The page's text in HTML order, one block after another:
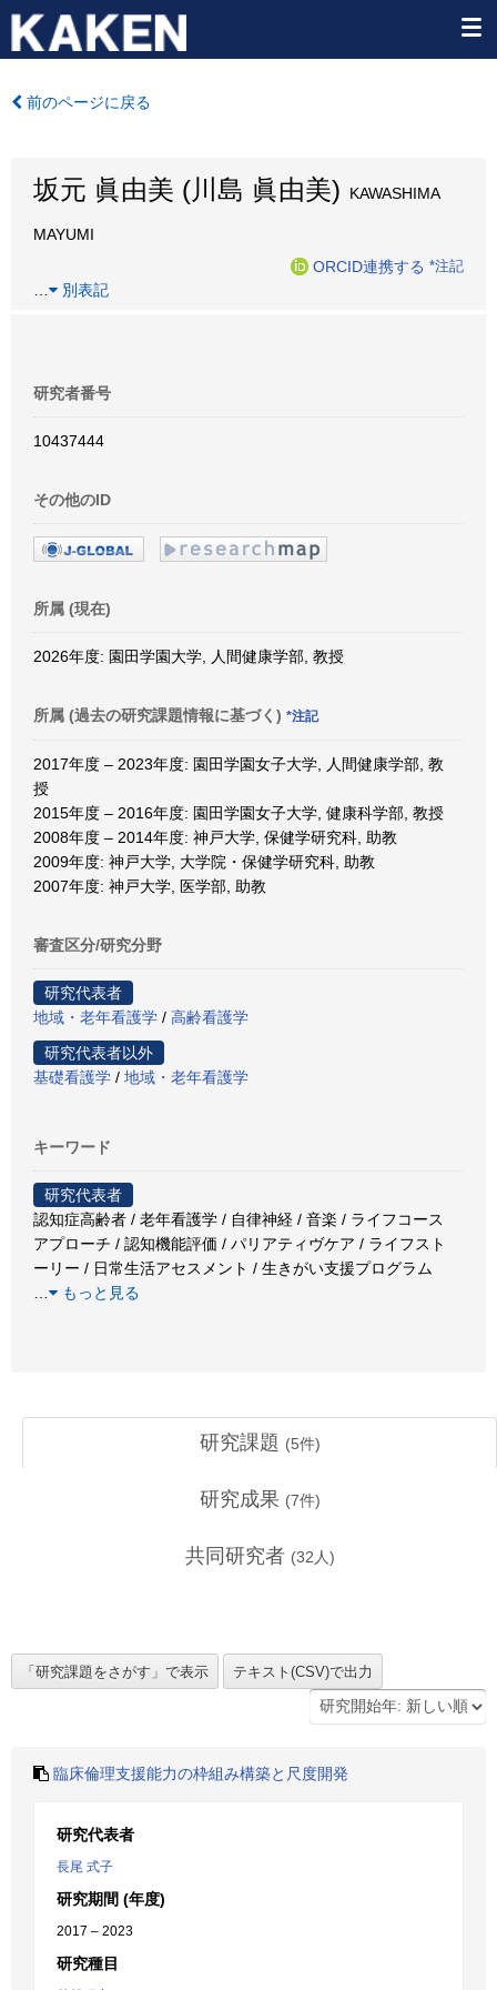
前のページに戻る
坂元 眞由美 (川島 眞由美) KAWASHIMA
MAYUMI
ORCID連携する *注記
別表記
研究者番号
10437444
その他のID
所属 (現在)
2026年度: 園田学園大学, 人間健康学部, 教授
所属 (過去の研究課題情報に基づく) *注記
2017年度 – 2023年度: 園田学園女子大学, 人間健康学部, 教
授
2015年度 – 2016年度: 園田学園女子大学, 健康科学部, 教授
2008年度 – 2014年度: 神戸大学, 保健学研究科, 助教
2009年度: 神戸大学, 大学院・保健学研究科, 助教
2007年度: 神戸大学, 医学部, 助教
審査区分/研究分野
研究代表者
地域・老年看護学 / 高齢看護学
研究代表者以外
基礎看護学 / 地域・老年看護学
キーワード
研究代表者
認知症高齢者 / 老年看護学 / 自律神経 / 音楽 / ライフコース
アプローチ / 認知機能評価 / パリアティヴケア / ライフスト
ーリー / 日常生活アセスメント / 生きがい支援プログラム
もっと見る
研究課題 (5件)
研究成果 (7件)
共同研究者 (32 人)
臨床倫理支援能力の枠組み構築と尺度開発
研究代表者
長尾 式子
研究期間 (年度)
2017 – 2023
研究種目